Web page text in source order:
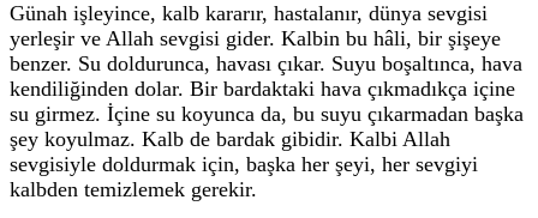
Günah işleyince, kalb kararır, hastalanır, dünya sevgisi
yerleşir ve Allah sevgisi gider. Kalbin bu hâli, bir şişeye
benzer. Su doldurunca, havası çıkar. Suyu boşaltınca, hava
kendiliğinden dolar. Bir bardaktaki hava çıkmadıkça içine
su girmez. İçine su koyunca da, bu suyu çıkarmadan başka
şey koyulmaz. Kalb de bardak gibidir. Kalbi Allah
sevgisiyle doldurmak için, başka her şeyi, her sevgiyi
kalbden temizlemek gerekir.